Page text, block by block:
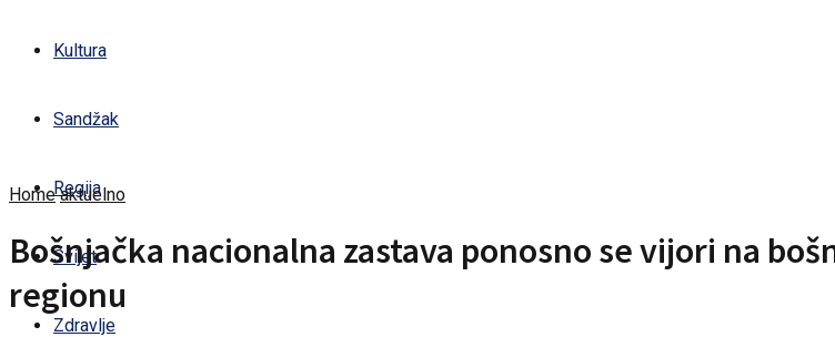
Kultura
Sandžak
Regija
Svijet
Zdravlje
Home aktuelno
Bošnjačka nacionalna zastava ponosno se vijori na
regionu